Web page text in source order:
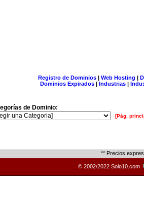
Registro de Dominios| Web Hosting |
Dominios Expirados | Industrias |
de Dominio:
[Pág.
** Precios
© 2002/2022 Solo10.com